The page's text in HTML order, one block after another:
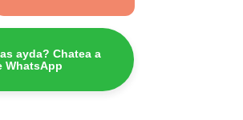
ayda? Chatea a
WhatsApp